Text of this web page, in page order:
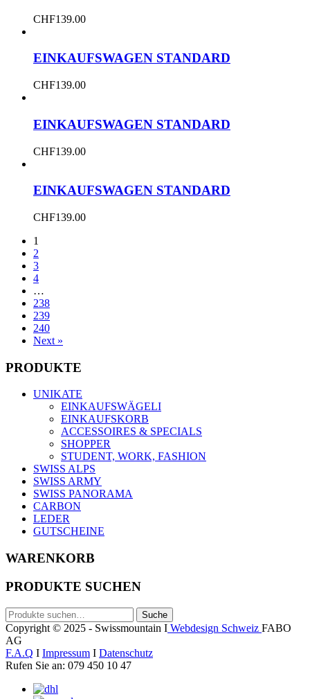
CHF139.00
EINKAUFSWAGEN STANDARD
CHF139.00
EINKAUFSWAGEN STANDARD
CHF139.00
EINKAUFSWAGEN STANDARD
CHF139.00
1
2
3
4
…
238
239
240
Next »
PRODUKTE
UNIKATE
EINKAUFSWÄGELI
EINKAUFSKORB
ACCESSOIRES & SPECIALS
SHOPPER
STUDENT, WORK, FASHION
SWISS ALPS
SWISS ARMY
SWISS PANORAMA
CARBON
LEDER
GUTSCHEINE
WARENKORB
PRODUKTE SUCHEN
Suche
nach:
Suche
Copyright © 2025 - Swissmountain I Webdesign Schweiz FABO
AG
F.A.Q I Impressum I Datenschutz
Rufen Sie an: 079 450 10 47